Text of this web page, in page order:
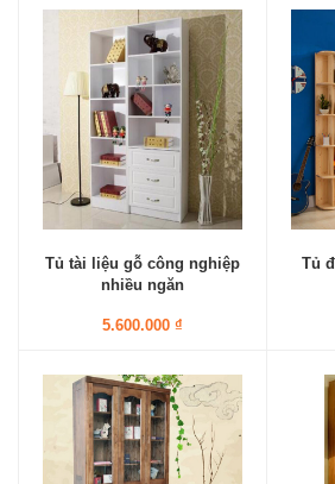
Tủ tài liệu gỗ công nghiệp
nhiều ngăn
5.600.000 ₫
Tủ